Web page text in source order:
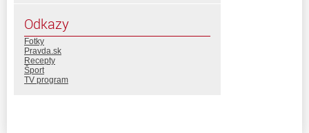
Odkazy
Fotky
Pravda.sk
Recepty
Šport
TV program